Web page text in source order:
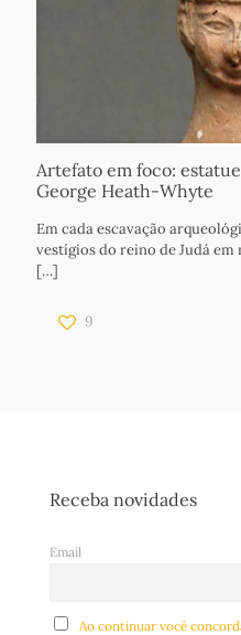
Artefato em foco:
George Heath-Whyte
Em cada escavação
vestígios do reino de Judá em
[…]
9
Receba novidades
Email
Ao continuar você